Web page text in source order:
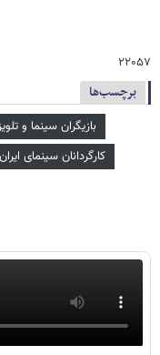
۲۲۰۵۷
برچسب‌ها
بازیگران سینما و
کارگردانان سینمای ایران